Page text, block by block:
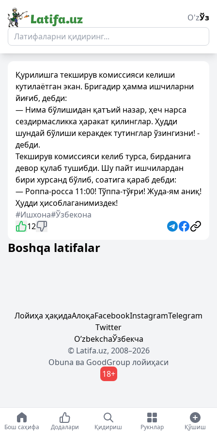
O'zЎз
Қурилишга текширув комиссияси келиши
кутилаётган экан. Бригадир ҳамма ишчиларни
йиғиб, дебди:
— Нима бўлишидан қатъий назар, ҳеч нарса
сездирмасликка ҳаракат қилинглар. Ҳудди
шундай бўлиши керакдек тутинглар ўзингизни! -
дебди.
Текширув комиссияси келиб турса, бирданига
девор қулаб тушибди. Шу пайт ишчилардан
бири хурсанд бўлиб, соатига қараб дебди:
— Роппа-росса 11:00! Тўппа-тўғри! Жуда-ям аниқ!
Ҳудди ҳисоблаганимиздек!
#Ишхона#Ўзбекона
12
Boshqa latifalar
Лойиҳа ҳақидаАлоқаFacebookInstagramTelegram
Twitter
OʼzbekchaЎзбекча
© Latifa.uz, 2008–2026
Obuna ва GoodGroup лойиҳаси
18+
Бош саҳифа Додалари Қидириш Рукнлар Қўшиш